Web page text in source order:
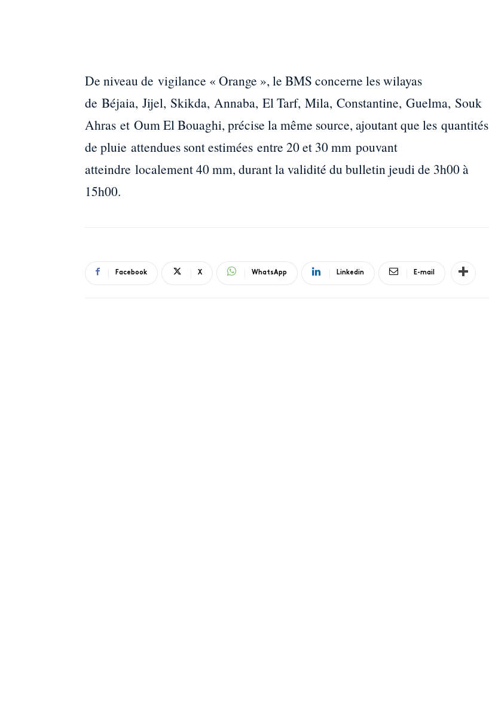
De niveau de vigilance « Orange », le BMS concerne les wilayas
de Béjaia, Jijel, Skikda, Annaba, El Tarf, Mila, Constantine, Guelma, Souk
Ahras et Oum El Bouaghi, précise la même source, ajoutant que les quantités
de pluie attendues sont estimées entre 20 et 30 mm pouvant
atteindre localement 40 mm, durant la validité du bulletin jeudi de 3h00 à
15h00.
Facebook X WhatsApp Linkedin E-mail